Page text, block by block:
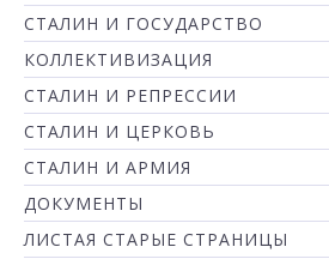
СТАЛИН И ГОСУДАРСТВО
КОЛЛЕКТИВИЗАЦИЯ
СТАЛИН И РЕПРЕССИИ
СТАЛИН И ЦЕРКОВЬ
СТАЛИН И АРМИЯ
ДОКУМЕНТЫ
ЛИСТАЯ СТАРЫЕ СТРАНИЦЫ